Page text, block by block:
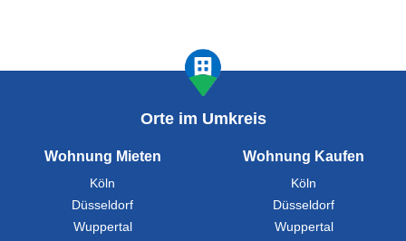
Orte im Umkreis
Wohnung Mieten
Köln
Düsseldorf
Wuppertal
Wohnung Kaufen
Köln
Düsseldorf
Wuppertal